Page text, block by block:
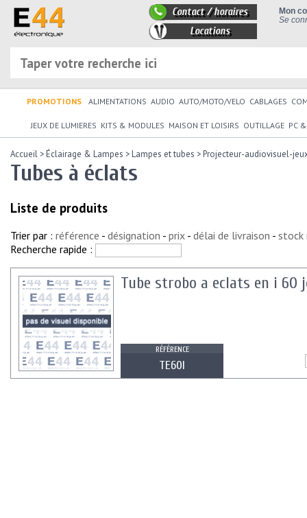
Mon
Se
Contact / horaires
Locations
PROMOTIONS ALIMENTATIONS AUDIO AUTO/MOTO/VELO CABLAGES
JEUX DE LUMIERES KITS & MODULES MAISON ET LOISIRS OUTILLAGE PC
Accueil >Éclairage & Lampes >Lampes et tubes >Projecteur-audiovisuel-
Tubes à éclats
Liste de produits
Trier par : référence - désignation - prix - délai de livraison - stock
Recherche rapide :
Tube strobo a eclats en i 60
RÉFÉRENCE
TE60I